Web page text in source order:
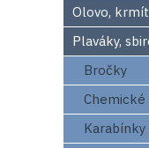
Olovo,
Plaváky,
Bročky